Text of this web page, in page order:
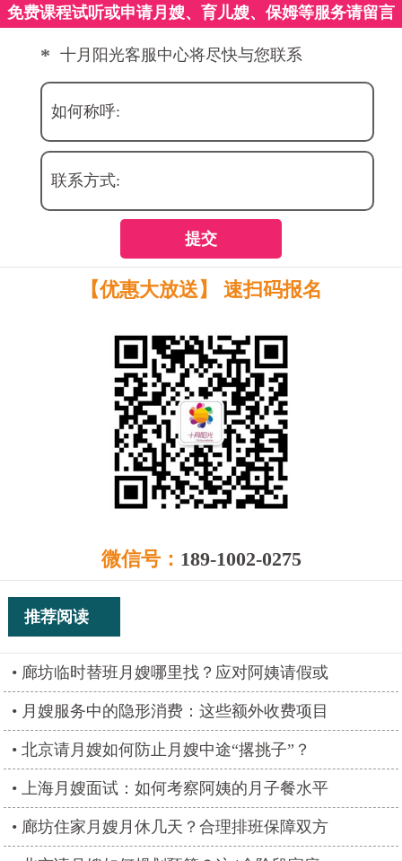
免费课程试听或申请月嫂、育儿嫂、保姆等服务请留言
* 十月阳光客服中心将尽快与您联系
如何称呼:
联系方式:
提交
【优惠大放送】 速扫码报名
微信号： 189-1002-0275
推荐阅读
廊坊临时替班月嫂哪里找？应对阿姨请假或
月嫂服务中的隐形消费：这些额外收费项目
北京请月嫂如何防止月嫂中途“撂挑子”？
上海月嫂面试：如何考察阿姨的月子餐水平
廊坊住家月嫂月休几天？合理排班保障双方